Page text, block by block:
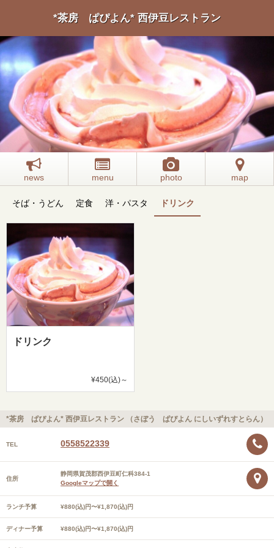
*茶房 ぱぴよん* 西伊豆レストラン
news menu photo map
そば・うどん 定食 洋・パスタ ドリンク
ドリンク
¥450(込)～
*茶房 ぱぴよん* 西伊豆レストラン （さぼう ぱぴよん にしいずれすとらん）
TEL 0558522339
住所
静岡県賀茂郡西伊豆町仁科384-1
Googleマップで開く
ランチ予算 ¥880(込)円〜¥1,870(込)円
ディナー予算 ¥880(込)円〜¥1,870(込)円